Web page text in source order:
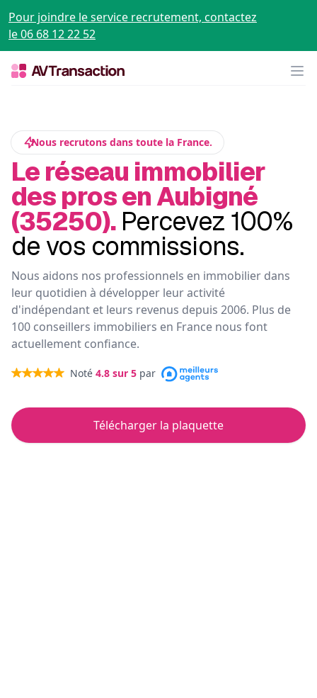
Pour joindre le service recrutement, contactez
le 06 68 12 22 52
Nous recrutons dans toute la France.
Le réseau immobilier
des pros en Aubigné
(35250). Percevez 100%
de vos commissions.
Nous aidons nos professionnels en immobilier dans
leur quotidien à développer leur activité
d'indépendant et leurs revenus depuis 2006. Plus de
100 conseillers immobiliers en France nous font
actuellement confiance.
Noté 4.8 sur 5 par
Télécharger la plaquette